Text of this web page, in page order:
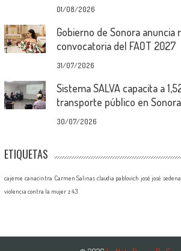
01/08/2026
Gobierno de Sonora anuncia
convocatoria del FAOT 2027
31/07/2026
Sistema SALVA capacita a
transporte público en Sonora
30/07/2026
ETIQUETAS
cajeme canacintra Carmen Salinas claudia pablovich josé josé sedena
violencia contra la mujer z 43